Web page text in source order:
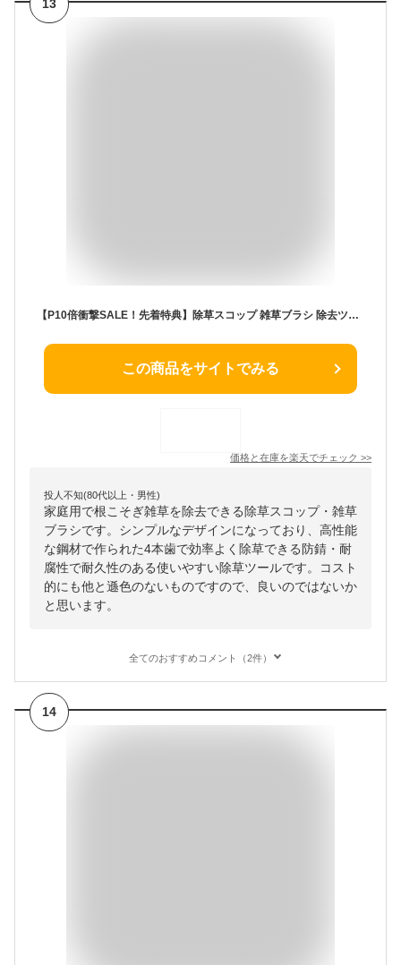
13
【P10倍衝撃SALE！先着特典】除草スコップ 雑草ブラシ 除去ツール 草抜き 草削ブレード 雑草取り器具 隙間から 根こそぎ除草ツール 新しい 雑草抜き ハンド 雑草 除去ツール 庭の草取り道具 ガーデニング ギフト 家庭用 すきま ごっそり 雑草 ブラシ 雑草 たわし
この商品をサイトでみる
価格と在庫を楽天でチェック >>
投人不知(80代以上・男性)
家庭用で根こそぎ雑草を除去できる除草スコップ・雑草
ブラシです。シンプルなデザインになっており、高性能
な鋼材で作られた4本歯で効率よく除草できる防錆・耐
腐性で耐久性のある使いやすい除草ツールです。コスト
的にも他と遜色のないものですので、良いのではないか
と思います。
全てのおすすめコメント（2件）
14